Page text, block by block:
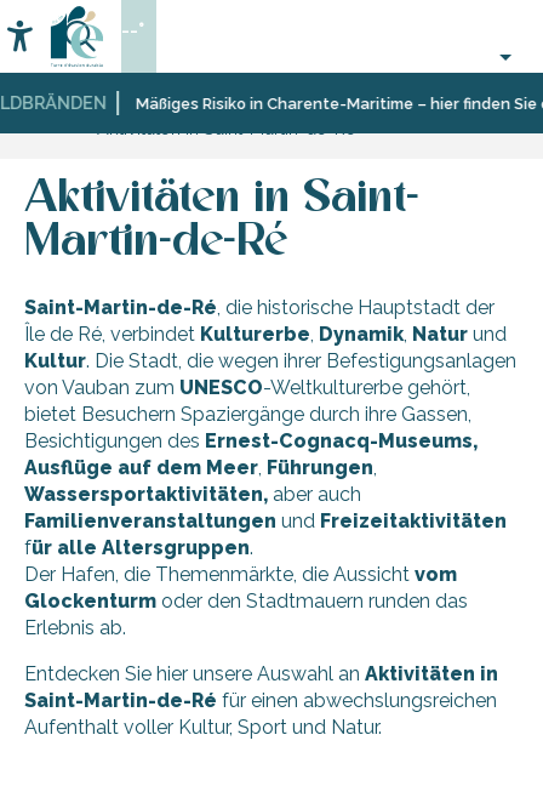
au
contenu
principal
Mäßiges Risiko in Charente-Maritime – hier finden Sie
Accessibilité
Suche
--°
Startseite Entdecken
Zehn
facettenreiche
Landschaften
Saint-
Ré
Aktivitäten in Saint-
Martin-de-Ré
Saint-Martin-de-Ré, die historische Hauptstadt der
Île de Ré, verbindet Kulturerbe, Dynamik, Natur und
Kultur. Die Stadt, die wegen ihrer Befestigungsanlagen
von Vauban zum UNESCO-Weltkulturerbe gehört,
bietet Besuchern Spaziergänge durch ihre Gassen,
Besichtigungen des Ernest-Cognacq-Museums,
Ausflüge auf dem Meer, Führungen,
Wassersportaktivitäten, aber auch
Familienveranstaltungen und Freizeitaktivitäten
für alle Altersgruppen.
Der Hafen, die Themenmärkte, die Aussicht vom
Glockenturm oder den Stadtmauern runden das
Erlebnis ab.
Entdecken Sie hier unsere Auswahl an Aktivitäten in
Saint-Martin-de-Ré für einen abwechslungsreichen
Aufenthalt voller Kultur, Sport und Natur.